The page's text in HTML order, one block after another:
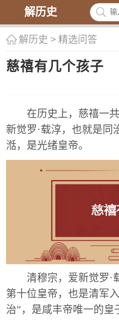
解历史
解历史 > 精选问答
慈禧有几个孩子
在历史上，慈禧一
新觉罗·载淳，也就是同
湉，是光绪皇帝。
清穆宗，爱新觉罗·
第十位皇帝，也是清军
治”，是咸丰帝唯一的皇